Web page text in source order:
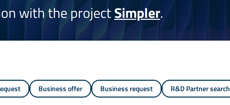
with the projectSimpler.
Business offer Business request R&D Partner search